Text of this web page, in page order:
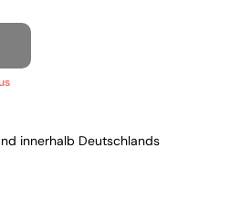
innerhalb Deutschlands